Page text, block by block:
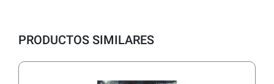
PRODUCTOS SIMILARES